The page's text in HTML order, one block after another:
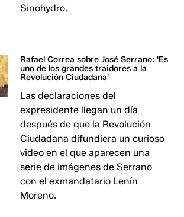
Sinohydro.
Rafael Correa sobre José Serrano: 'Es
uno de los grandes traidores a la
Revolución Ciudadana'
Las declaraciones del
expresidente llegan un día
después de que la Revolución
Ciudadana difundiera un curioso
video en el que aparecen una
serie de imágenes de Serrano
con el exmandatario Lenín
Moreno.